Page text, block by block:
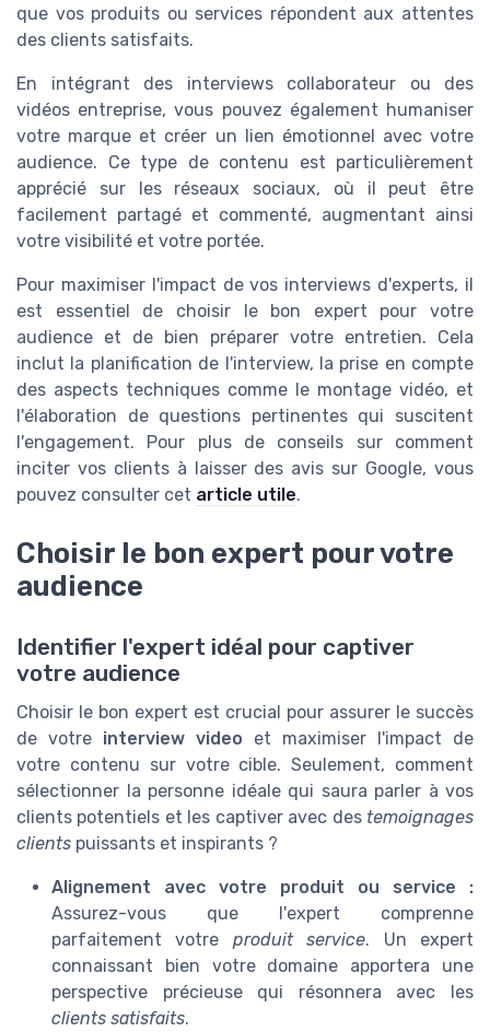
que vos produits ou services répondent aux attentes
des clients satisfaits.
En intégrant des interviews collaborateur ou des
vidéos entreprise, vous pouvez également humaniser
votre marque et créer un lien émotionnel avec votre
audience. Ce type de contenu est particulièrement
apprécié sur les réseaux sociaux, où il peut être
facilement partagé et commenté, augmentant ainsi
votre visibilité et votre portée.
Pour maximiser l'impact de vos interviews d'experts, il
est essentiel de choisir le bon expert pour votre
audience et de bien préparer votre entretien. Cela
inclut la planification de l'interview, la prise en compte
des aspects techniques comme le montage vidéo, et
l'élaboration de questions pertinentes qui suscitent
l'engagement. Pour plus de conseils sur comment
inciter vos clients à laisser des avis sur Google, vous
pouvez consulter cet article utile.
Choisir le bon expert pour votre
audience
Identifier l'expert idéal pour captiver
votre audience
Choisir le bon expert est crucial pour assurer le succès
de votre interview video et maximiser l'impact de
votre contenu sur votre cible. Seulement, comment
sélectionner la personne idéale qui saura parler à vos
clients potentiels et les captiver avec des temoignages
clients puissants et inspirants ?
Alignement avec votre produit ou service :
Assurez-vous que l'expert comprenne
parfaitement votre produit service. Un expert
connaissant bien votre domaine apportera une
perspective précieuse qui résonnera avec les
clients satisfaits.